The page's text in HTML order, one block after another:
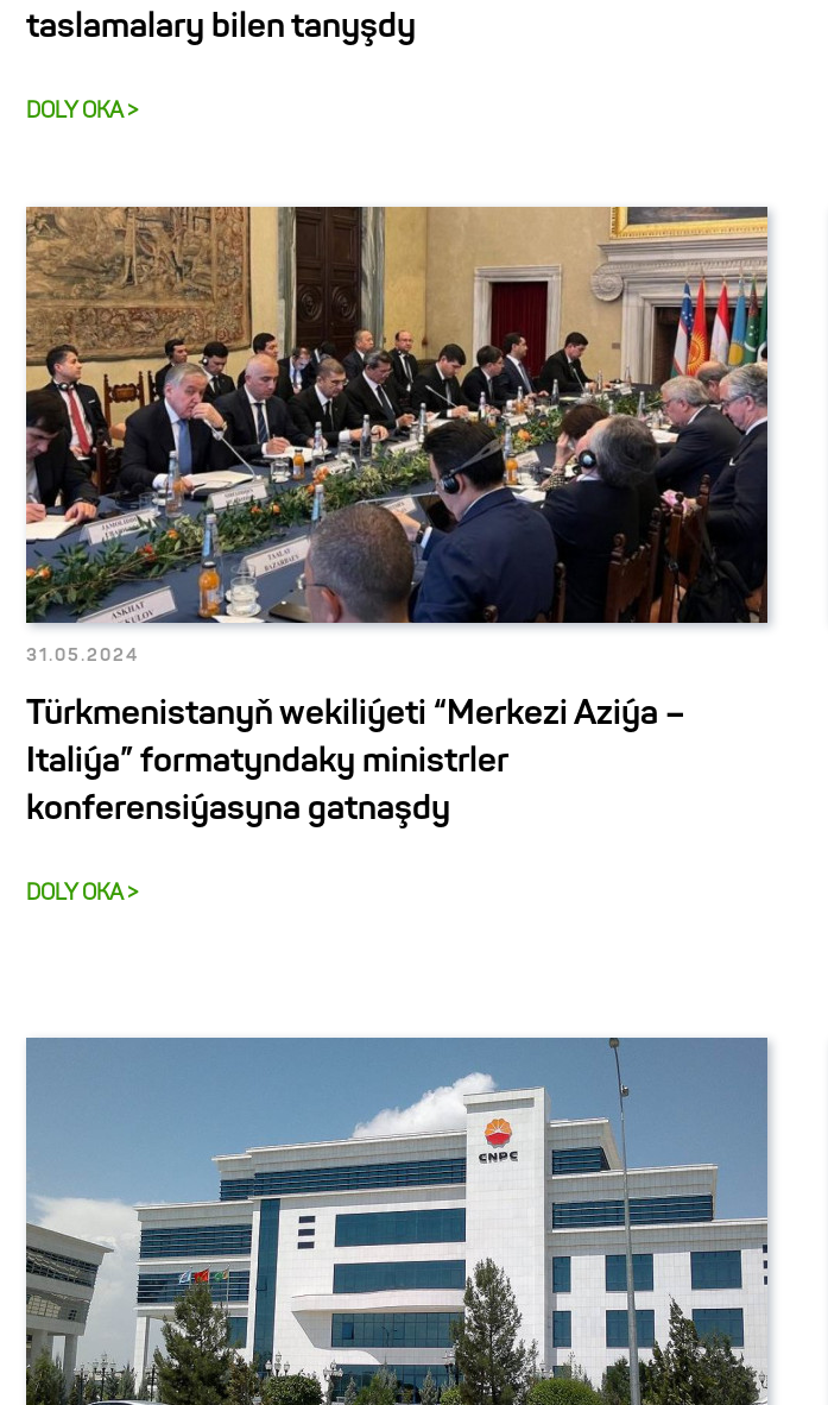
taslamalary bilen tanyşdy
DOLY OKA >
31.05.2024
Türkmenistanyň wekiliýeti “Merkezi Aziýa –
Italiýa” formatyndaky ministrler
konferensiýasyna gatnaşdy
DOLY OKA >